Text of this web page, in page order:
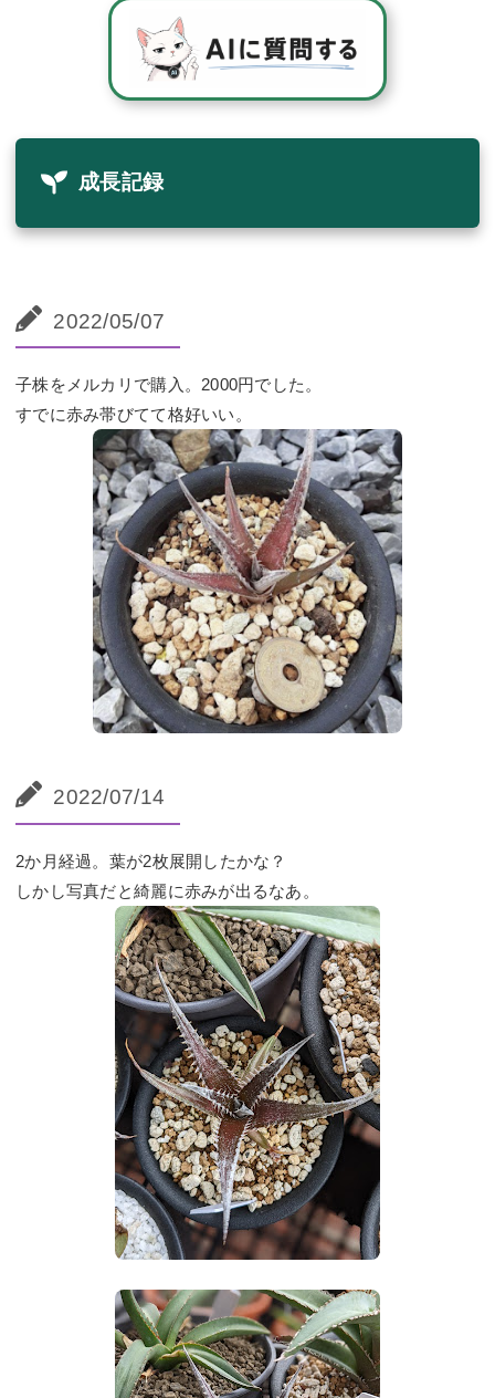
成長記録
2022/05/07
子株をメルカリで購入。2000円でした。
すでに赤み帯びてて格好いい。
2022/07/14
2か月経過。葉が2枚展開したかな？
しかし写真だと綺麗に赤みが出るなあ。